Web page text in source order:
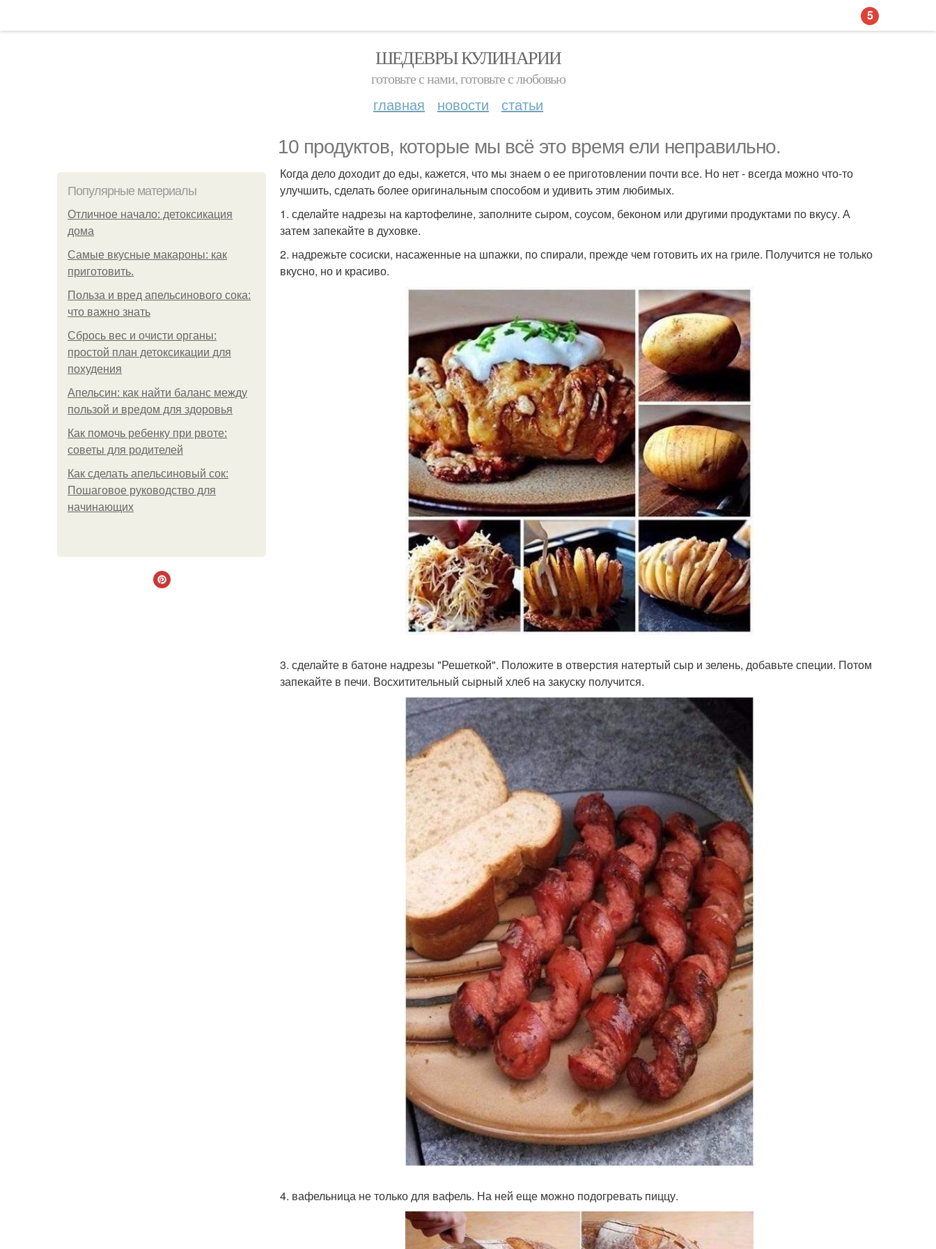
ШЕДЕВРЫ КУЛИНАРИИ
готовьте с нами, готовьте с любовью
главная новости статьи
10 продуктов, которые мы всё это время ели неправильно.
Популярные материалы
Отличное начало: детоксикация
дома
Самые вкусные макароны: как
приготовить.
Польза и вред апельсинового сока:
что важно знать
Сбрось вес и очисти органы:
простой план детоксикации для
похудения
Апельсин: как найти баланс между
пользой и вредом для здоровья
Как помочь ребенку при рвоте:
советы для родителей
Как сделать апельсиновый сок:
Пошаговое руководство для
начинающих
Когда дело доходит до еды, кажется, что мы знаем о ее приготовлении почти все. Но нет - всегда можно что-то
улучшить, сделать более оригинальным способом и удивить этим любимых.
1. сделайте надрезы на картофелине, заполните сыром, соусом, беконом или другими продуктами по вкусу. А
затем запекайте в духовке.
2. надрежьте сосиски, насаженные на шпажки, по спирали, прежде чем готовить их на гриле. Получится не только
вкусно, но и красиво.
3. сделайте в батоне надрезы "Решеткой". Положите в отверстия натертый сыр и зелень, добавьте специи. Потом
запекайте в печи. Восхитительный сырный хлеб на закуску получится.
4. вафельница не только для вафель. На ней еще можно подогревать пиццу.
5